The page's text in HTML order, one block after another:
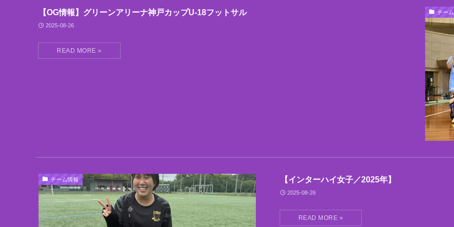
チー
【OG情報】グリーンアリーナ神戸カップU-18フットサル
2025-08-26
チーム情報 【インターハイ女子／2025年】
2025-08-26